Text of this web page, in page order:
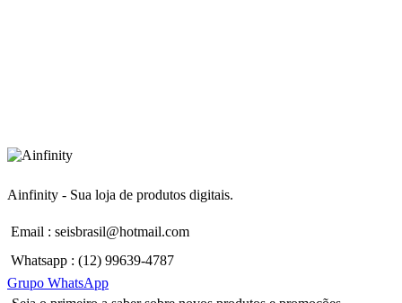
Ainfinity - Sua loja de produtos digitais.
Email : seisbrasil@hotmail.com
Whatsapp : (12) 99639-4787
Grupo WhatsApp